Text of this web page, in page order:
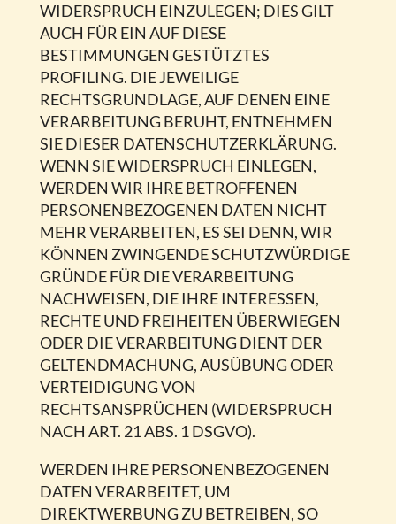
WIDERSPRUCH EINZULEGEN; DIES GILT
AUCH FÜR EIN AUF DIESE
BESTIMMUNGEN GESTÜTZTES
PROFILING. DIE JEWEILIGE
RECHTSGRUNDLAGE, AUF DENEN EINE
VERARBEITUNG BERUHT, ENTNEHMEN
SIE DIESER DATENSCHUTZERKLÄRUNG.
WENN SIE WIDERSPRUCH EINLEGEN,
WERDEN WIR IHRE BETROFFENEN
PERSONENBEZOGENEN DATEN NICHT
MEHR VERARBEITEN, ES SEI DENN, WIR
KÖNNEN ZWINGENDE SCHUTZWÜRDIGE
GRÜNDE FÜR DIE VERARBEITUNG
NACHWEISEN, DIE IHRE INTERESSEN,
RECHTE UND FREIHEITEN ÜBERWIEGEN
ODER DIE VERARBEITUNG DIENT DER
GELTENDMACHUNG, AUSÜBUNG ODER
VERTEIDIGUNG VON
RECHTSANSPRÜCHEN (WIDERSPRUCH
NACH ART. 21 ABS. 1 DSGVO).
WERDEN IHRE PERSONENBEZOGENEN
DATEN VERARBEITET, UM
DIREKTWERBUNG ZU BETREIBEN, SO